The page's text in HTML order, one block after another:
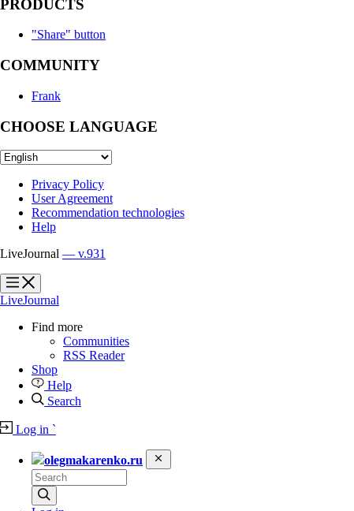
PRODUCTS
"Share" button
COMMUNITY
Frank
CHOOSE LANGUAGE
Privacy Policy
User Agreement
Recommendation technologies
Help
LiveJournal — v.931
?
?
LiveJournal
Find more
Communities
RSS Reader
Shop
Help
Search
Log in `
olegmakarenko.ru